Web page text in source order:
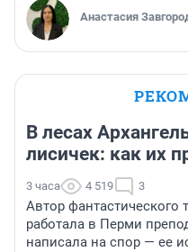
Анастасия
В лесах
лисичек: как их
3 часа 4 519 3
Автор фантастического
работала в Перми
написала на спор — ее